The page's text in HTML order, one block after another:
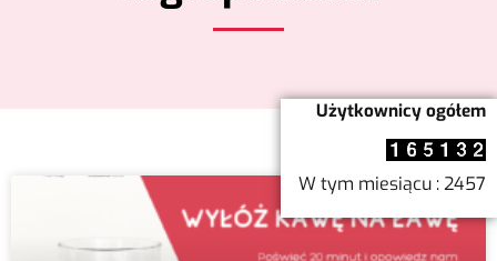
Użytkownicy ogółem
W tym miesiącu : 2457